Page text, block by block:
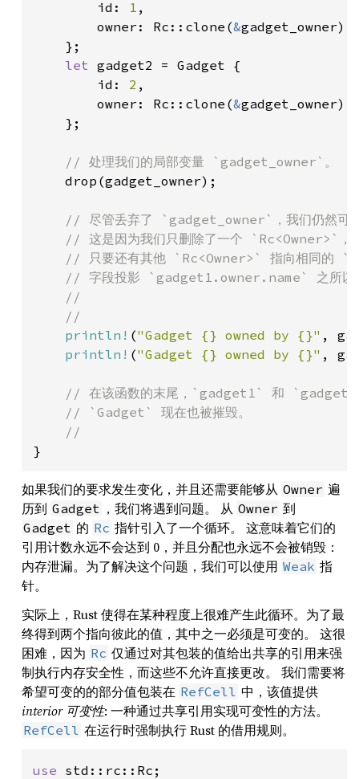
        id:
1 ,
        owner: Rc::clone(
&gadget_owner),
    };
let gadget2 = Gadget {
        id:
2 ,
        owner: Rc::clone(
&gadget_owner),
    };
// 处理我们的局部变量 `gadget_owner`。
drop(gadget_owner);
// 尽管丢弃了 `gadget_owner`，我们仍然
// 这是因为我们只删除了一个 `Rc<Owner>`，
// 只要还有其他 `Rc<Owner>` 指向相同的
// 字段投影 `gadget1.owner.name` 之所以
    //
    //
println! ("Gadget {} owned by {}" ,
println! ("Gadget {} owned by {}" ,
// 在该函数的末尾，`gadget1` 和 `gadget2`
    // `Gadget` 现在也被摧毁。
}
如果我们的要求发生变化，并且还需要能够从 Owner 遍
历到 Gadget ，我们将遇到问题。 从 Owner 到
Gadget 的 Rc 指针引入了一个循环。 这意味着它们的
引用计数永远不会达到 0，并且分配也永远不会被销毁：
内存泄漏。为了解决这个问题，我们可以使用 Weak 指
针。
实际上，Rust 使得在某种程度上很难产生此循环。为了最
终得到两个指向彼此的值，其中之一必须是可变的。 这很
困难，因为 Rc 仅通过对其包装的值给出共享的引用来强
制执行内存安全性，而这些不允许直接更改。 我们需要将
希望可变的的部分值包装在 RefCell 中，该值提供
interior 可变性: 一种通过共享引用实现可变性的方法。
RefCell 在运行时强制执行 Rust 的借用规则。
use